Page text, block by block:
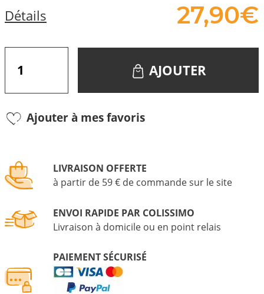
Détails 27,90€
AJOUTER
Ajouter à mes favoris
LIVRAISON OFFERTE
à partir de 59 € de commande sur le site
ENVOI RAPIDE PAR COLISSIMO
Livraison à domicile ou en point relais
PAIEMENT SÉCURISÉ